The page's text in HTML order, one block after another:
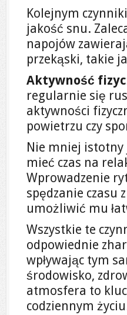
Kolejnym
jakość snu.
napojów
przekąski, takie
Aktywność
regularnie się
aktywności
powietrzu czy
Nie mniej istotny
mieć czas na
Wprowadzenie
spędzanie czasu
umożliwić mu
Wszystkie te
odpowiednie
wpływając tym
środowisko,
atmosfera to
codziennym